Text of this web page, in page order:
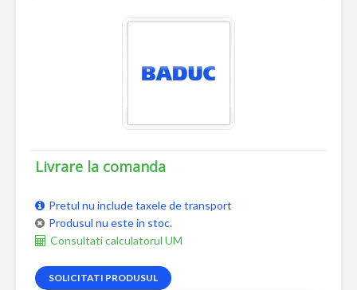
Livrare la comanda
Pretul nu include taxele de transport
Produsul nu este in stoc.
Consultati calculatorul UM
SOLICITATI PRODUSUL